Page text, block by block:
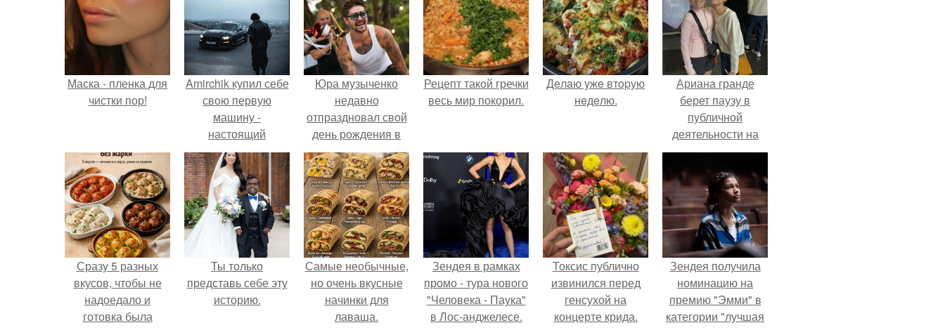
Маска - пленка для
чистки пор!
Amirchik купил себе
свою первую
машину -
настоящий
автомобиль мечты
для многих
автолюбителей.
Юра музыченко
недавно
отпраздновал свой
день рождения в
кругу самых
близких и родных
людей.
Рецепт такой гречки
весь мир покорил.
Дeлaю yжe втopую
нeдeлю.
Ариана гранде
берет паузу в
публичной
деятельности на
фоне слухов о
своем здоровье.
Сразу 5 разных
вкусов, чтобы не
надоедало и
готовка была
Ты только
представь себе эту
историю.
Самые необычные,
но очень вкусные
начинки для
лаваша.
Зендея в рамках
промо - тура нового
"Человека - Паука"
в Лос-анджелесе.
Токсис публично
извинился перед
генсухой на
концерте крида.
Зендея получила
номинацию на
премию "Эмми" в
категории "лучшая